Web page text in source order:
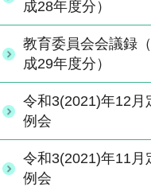
成28年度分）
教育委員会会議録
成29年度分）
令和3(2021)年12月
例会
令和3(2021)年11月
例会